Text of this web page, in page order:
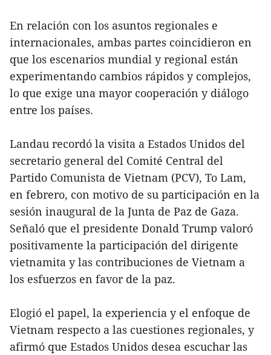
En relación con los asuntos regionales e
internacionales, ambas partes coincidieron en
que los escenarios mundial y regional están
experimentando cambios rápidos y complejos,
lo que exige una mayor cooperación y diálogo
entre los países.
Landau recordó la visita a Estados Unidos del
secretario general del Comité Central del
Partido Comunista de Vietnam (PCV), To Lam,
en febrero, con motivo de su participación en la
sesión inaugural de la Junta de Paz de Gaza.
Señaló que el presidente Donald Trump valoró
positivamente la participación del dirigente
vietnamita y las contribuciones de Vietnam a
los esfuerzos en favor de la paz.
Elogió el papel, la experiencia y el enfoque de
Vietnam respecto a las cuestiones regionales, y
afirmó que Estados Unidos desea escuchar las